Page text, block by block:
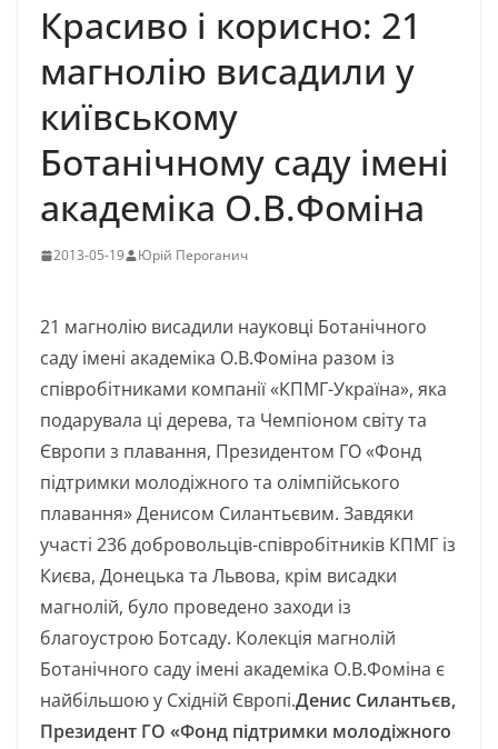
Красиво і корисно: 21
магнолію висадили у
київському
Ботанічному саду імені
академіка О.В.Фоміна
2013-05-19 Юрій Пероганич
21 магнолію висадили науковці Ботанічного
саду імені академіка О.В.Фоміна разом із
співробітниками компанії «КПМГ-Україна», яка
подарувала ці дерева, та Чемпіоном світу та
Європи з плавання, Президентом ГО «Фонд
підтримки молодіжного та олімпійського
плавання» Денисом Силантьєвим. Завдяки
участі 236 добровольців-співробітників КПМГ із
Києва, Донецька та Львова, крім висадки
магнолій, було проведено заходи із
благоустрою Ботсаду. Колекція магнолій
Ботанічного саду імені академіка О.В.Фоміна є
найбільшою у Східній Європі.Денис Силантьєв,
Президент ГО «Фонд підтримки молодіжного